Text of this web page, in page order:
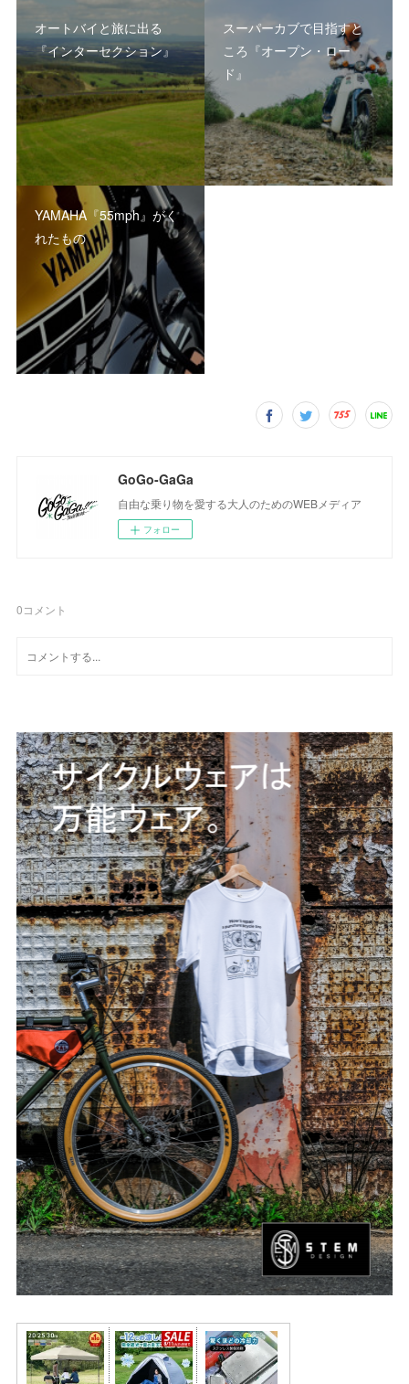
オートバイと旅に出る
『インターセクション』
スーパーカブで目指すと
ころ『オープン・ロー
ド』
YAMAHA『55mph』がく
れたもの
GoGo-GaGa
自由な乗り物を愛する大人のためのWEBメディア
フォロー
0コメント